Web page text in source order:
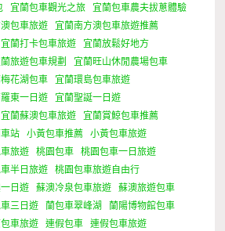
宜蘭包車觀光之旅
宜蘭包車農夫拔蔥體驗
包車旅遊
宜蘭南方澳包車旅遊推薦
宜蘭打卡包車旅遊
宜蘭放鬆好地方
旅遊包車規劃
宜蘭旺山休閒農場包車
花湖包車
宜蘭環島包車旅遊
東一日遊
宜蘭聖誕一日遊
宜蘭蘇澳包車旅遊
宜蘭賞鯨包車推薦
站 小黃包車推薦
小黃包車旅遊
旅遊 桃園包車
桃園包車一日旅遊
半日旅遊
桃園包車旅遊自由行
日遊 蘇澳冷泉包車旅遊
蘇澳旅遊包車
三日遊 蘭包車翠峰湖
蘭陽博物館包車
車旅遊 連假包車
連假包車旅遊